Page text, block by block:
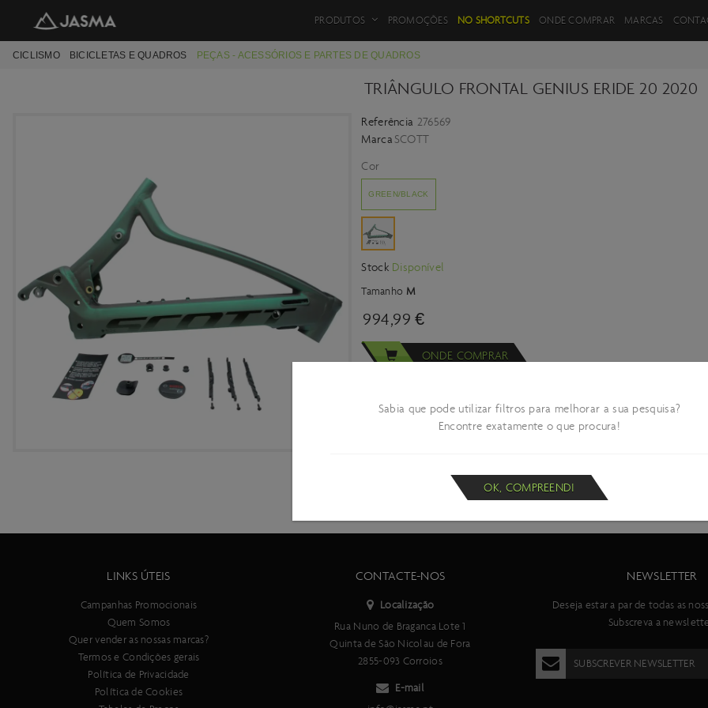
FILTROS DE PRODUTOS
PRODUTOS PROMOÇÕES NO SHORTCUTS ONDE COMPRAR MARCAS
CICLISMO BICICLETAS E QUADROS PEÇAS - ACESSÓRIOS E PARTES DE QUADROS
TRIÂNGULO FRONTAL GENIUS ERIDE 20 2020
Referência 276569
MarcaSCOTT
Cor
GREEN/BLACK
Stock Disponível
Tamanho M
994,99 €
ONDE COMPRAR
LINKS ÚTEIS
Campanhas Promocionais
Quem Somos
Quer vender as nossas marcas?
Termos e Condições gerais
Política de Privacidade
Política de Cookies
CONTACTE-NOS
Localização
Rua Nuno de Braganca Lote 1
Quinta de São Nicolau de Fora
2855-093 Corroios
E-mail
NEWSLETTER
Deseja estar a par de todas as
Subscreva a
SUBSCREVER NEWSLETTER
Sabia que pode utilizar filtros para melhorar a sua pesquisa?
Encontre exatamente o que procura!
OK, COMPREENDI